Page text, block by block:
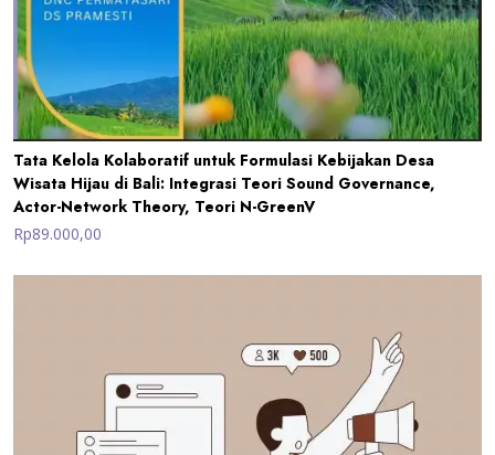
Tata Kelola Kolaboratif untuk Formulasi Kebijakan Desa
Wisata Hijau di Bali: Integrasi Teori Sound Governance,
Actor-Network Theory, Teori N-GreenV
Rp89.000,00